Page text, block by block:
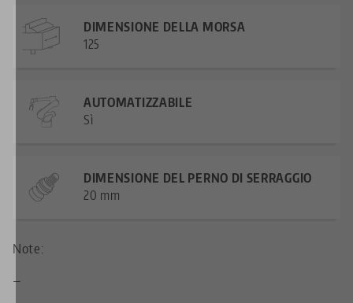
DIMENSIONE DELLA MORSA
125
AUTOMATIZZABILE
Sì
DIMENSIONE DEL PERNO DI SERRAGGIO
20 mm
Note:
—